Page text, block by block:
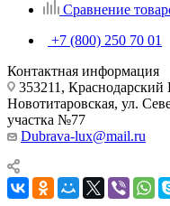
Сравнение
+7 (800) 250 70 01
Контактная информация
353211,
Новотитаровская, ул.
участка №77
Dubrava-lux@mail.ru